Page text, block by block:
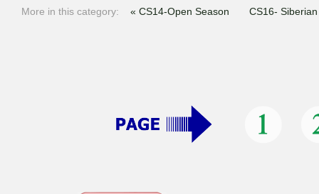
More in this category: « CS14-Open Season CS16-